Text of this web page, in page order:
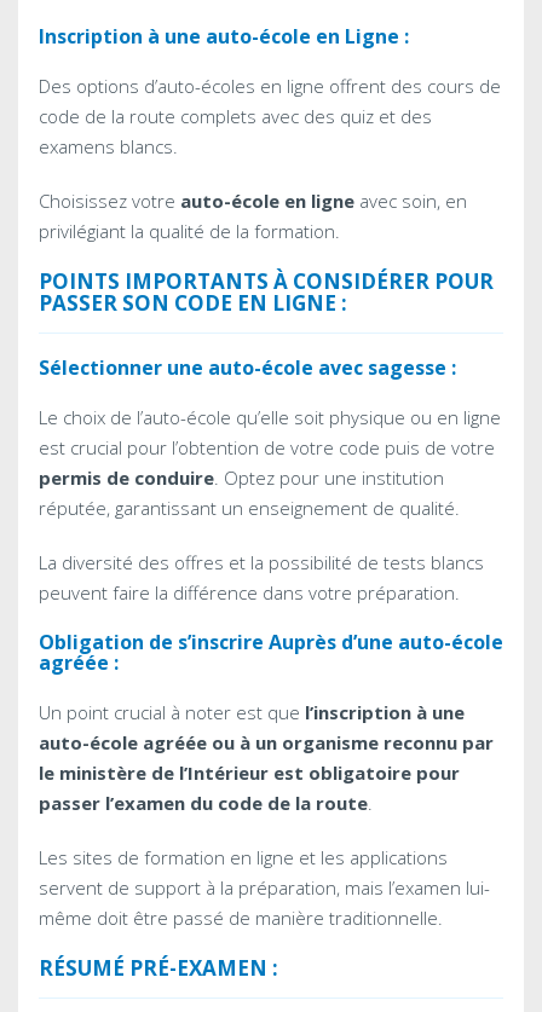
Inscription à une auto-école en Ligne :
Des options d’auto-écoles en ligne offrent des cours de
code de la route complets avec des quiz et des
examens blancs.
Choisissez votre auto-école en ligne avec soin, en
privilégiant la qualité de la formation.
POINTS IMPORTANTS À CONSIDÉRER POUR
PASSER SON CODE EN LIGNE :
Sélectionner une auto-école avec sagesse :
Le choix de l’auto-école qu’elle soit physique ou en ligne
est crucial pour l’obtention de votre code puis de votre
permis de conduire. Optez pour une institution
réputée, garantissant un enseignement de qualité.
La diversité des offres et la possibilité de tests blancs
peuvent faire la différence dans votre préparation.
Obligation de s’inscrire Auprès d’une auto-école
agréée :
Un point crucial à noter est que l’inscription à une
auto-école agréée ou à un organisme reconnu par
le ministère de l’Intérieur est obligatoire pour
passer l’examen du code de la route.
Les sites de formation en ligne et les applications
servent de support à la préparation, mais l’examen lui-
même doit être passé de manière traditionnelle.
RÉSUMÉ PRÉ-EXAMEN :